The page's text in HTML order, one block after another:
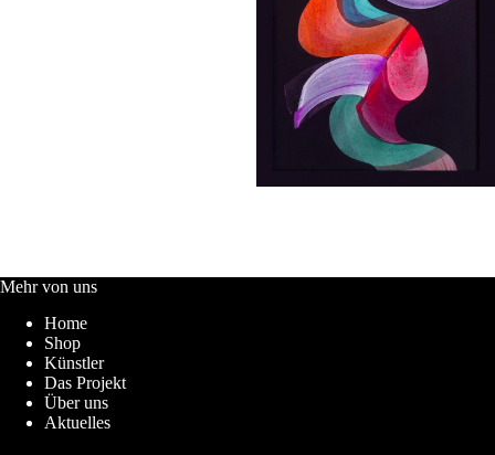
Mehr von uns
Home
Shop
Künstler
Das Projekt
Über uns
Aktuelles